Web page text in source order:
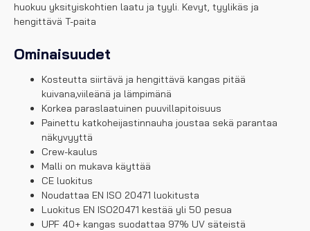
huokuu yksityiskohtien laatu ja tyyli. Kevyt, tyylikäs ja
hengittävä T-paita
Ominaisuudet
Kosteutta siirtävä ja hengittävä kangas pitää
kuivana,viileänä ja lämpimänä
Korkea paraslaatuinen puuvillapitoisuus
Painettu katkoheijastinnauha joustaa sekä parantaa
näkyvyyttä
Crew-kaulus
Malli on mukava käyttää
CE luokitus
Noudattaa EN ISO 20471 luokitusta
Luokitus EN ISO20471 kestää yli 50 pesua
UPF 40+ kangas suodattaa 97% UV säteistä